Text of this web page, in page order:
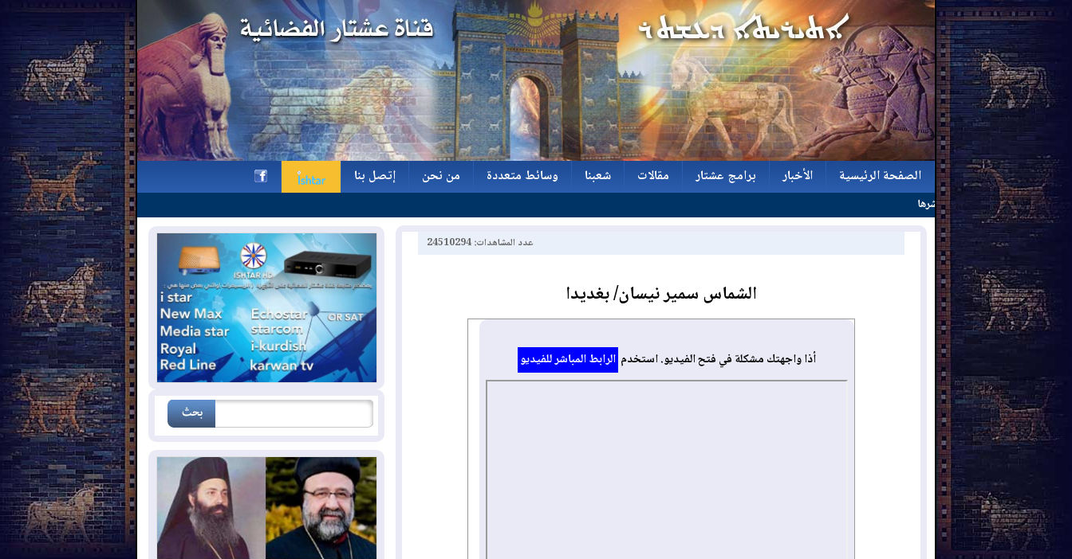
الصفحة الرئيسية
الصفحة الرئيسية
الأخبار
برامج عشتار
مقالات
شعبنا
وسائط متعددة
من نحن
إتصل بنا
البطريرك نونا يزور كاتدرائيّة
عدد المشاهدات: 24510294
الشماس سمير نيسان/ بغديدا
أذا واجهتك مشكلة في فتح الفيديو. استخدم الرابط المباشر للفيديو
h